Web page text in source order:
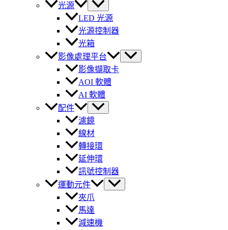
光源
LED 光源
光源控制器
光箱
影像處理平台
影像擷取卡
AOI 軟體
AI 軟體
配件
濾鏡
線材
轉接環
延伸環
訊號控制器
運動元件
夾爪
馬達
減速機